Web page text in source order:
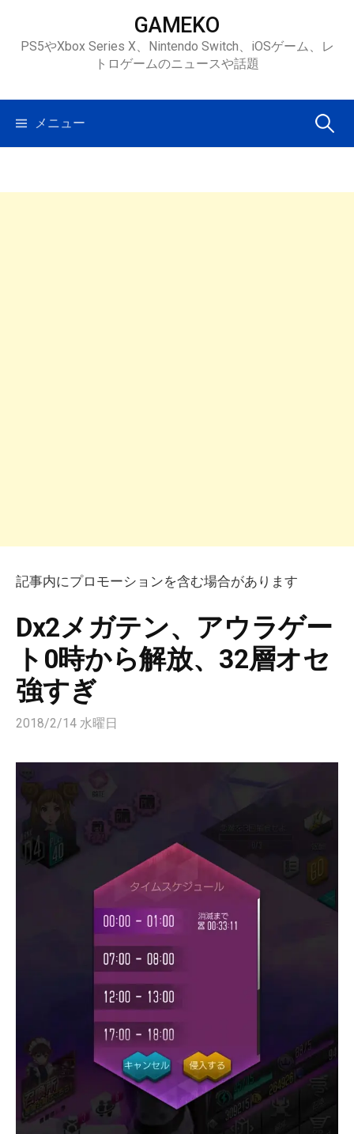
ツ
ス
GAMEKO
PS5やXbox Series X、Nintendo Switch、iOSゲーム、レ
トロゲームのニュースや話題
メニュー 検
記事内にプロモーションを含む場合があります
Dx2メガテン、アウラゲー
ト0時から解放、32層オセ
強すぎ
2018/2/14 水曜日